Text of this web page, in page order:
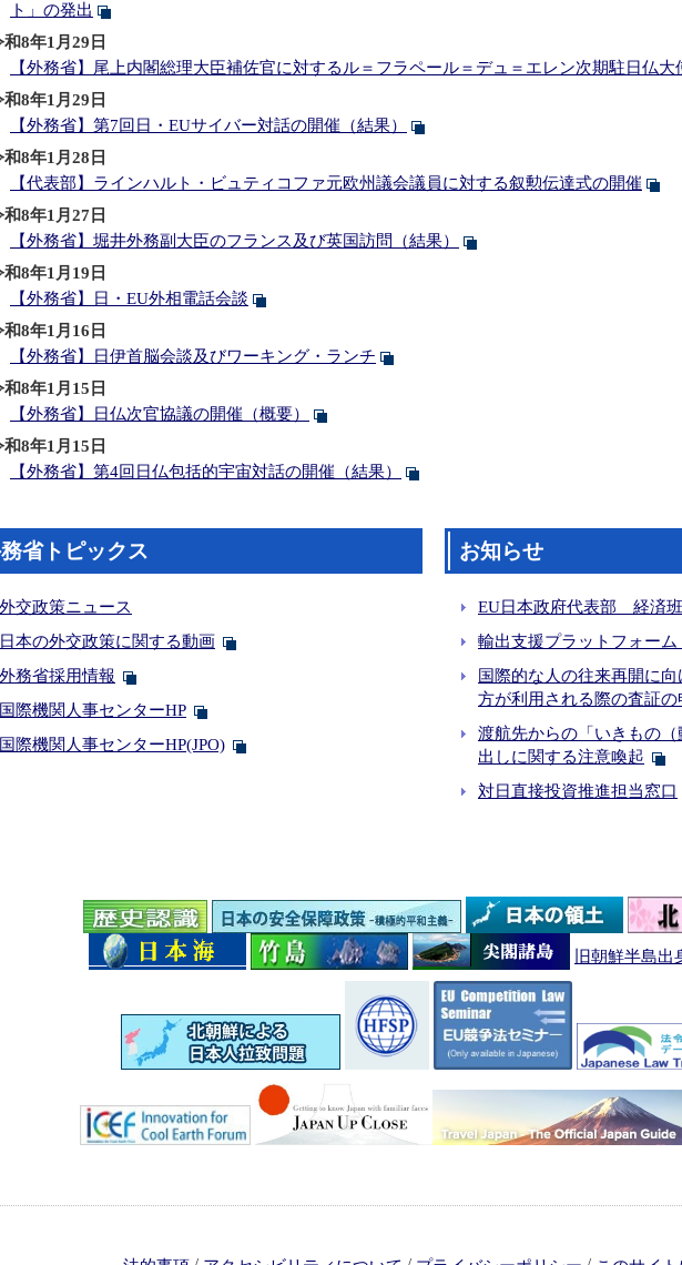
ト」の発出
和8年1月29日
【外務省】尾上内閣総理大臣補佐官に対するル＝フラペール＝デュ＝エレン次期駐日仏大
和8年1月29日
【外務省】第7回日・EUサイバー対話の開催（結果）
和8年1月28日
【代表部】ラインハルト・ビュティコファ元欧州議会議員に対する叙勲伝達式の開催
和8年1月27日
【外務省】堀井外務副大臣のフランス及び英国訪問（結果）
和8年1月19日
【外務省】日・EU外相電話会談
和8年1月16日
【外務省】日伊首脳会談及びワーキング・ランチ
和8年1月15日
【外務省】日仏次官協議の開催（概要）
和8年1月15日
【外務省】第4回日仏包括的宇宙対話の開催（結果）
省トピックス
外交政策ニュース
日本の外交政策に関する動画
外務省採用情報
国際機関人事センターHP
国際機関人事センターHP(JPO)
お知らせ
EU日本政府代表部 経済
輸出支援プラットフォー
国際的な人の往来再開に
方が利用される際の査証の
渡航先からの「いきもの
出しに関する注意喚起
対日直接投資推進担当窓口
旧朝鮮半島出